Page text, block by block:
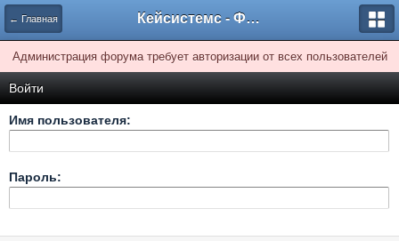
← Главная Кейсистемс - Форумы
Администрация форума требует авторизации от всех пользователей
Войти
Имя пользователя:
Пароль: